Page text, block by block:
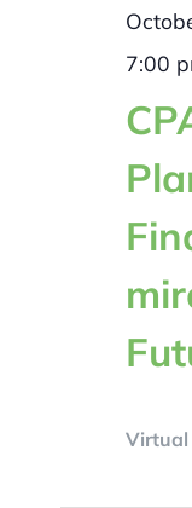
7:00
Virtual